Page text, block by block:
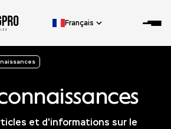
Français
et d'informations sur le